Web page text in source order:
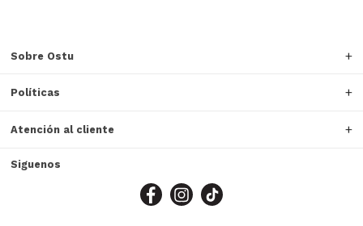
Sobre Ostu
Políticas
Atención al cliente
Siguenos